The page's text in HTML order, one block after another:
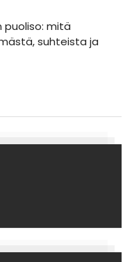
puoliso: mitä
suhteista ja